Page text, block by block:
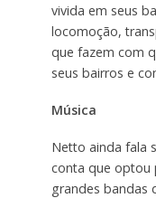
vivida em seus
locomoção,
que fazem com
seus bairros e
Música
Netto ainda fala
conta que optou
grandes bandas